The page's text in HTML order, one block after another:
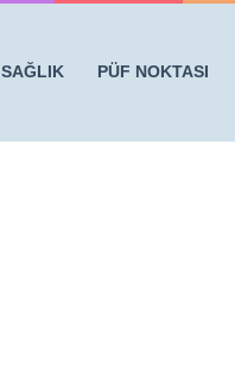
SAĞLIK PÜF NOKTASI